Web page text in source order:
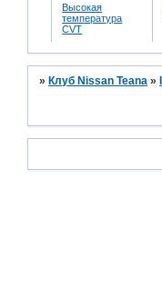
Высокая
температура
CVT
» Клуб Nissan Teana »